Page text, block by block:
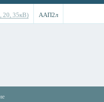
20, 35кВ) ААП2л